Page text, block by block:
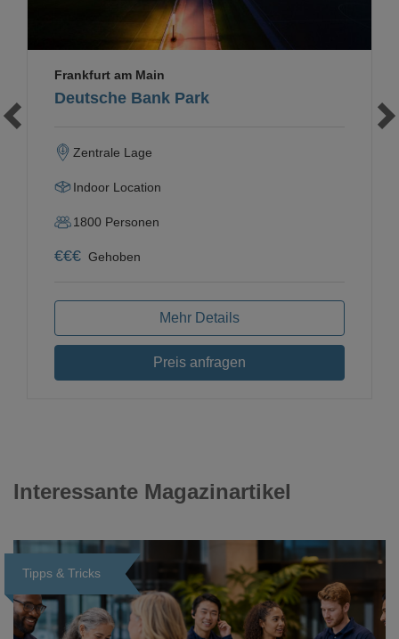
Deutsche Bank Park
Frankfurt am Main
Zentrale Lage
Indoor Location
1800 Personen
€€€ Gehoben
Mehr Details
Preis anfragen
Interessante Magazinartikel
Tipps & Tricks